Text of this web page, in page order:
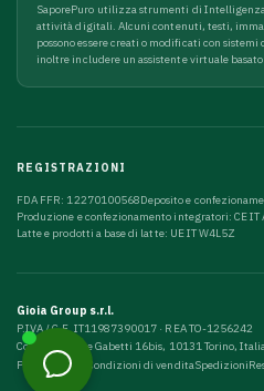
SaporePuro utilizza strumenti di
attività digitali. Alcuni contenuti, testi,
possono essere creati o modificati con
inoltre includere un assistente virtuale basato
REGISTRAZIONI
FDA FFR: 12270100568Deposito e
Produzione e confezionamento integratori: CE IT
Latte e prodotti a base di latte: UE IT W4L5Z
Gioia Group s.r.l.
P.IVA / C.F. IT11987390017 · REA TO-1256242
Corso Giuseppe Gabetti 16bis, 10131 Torino,
Privacy
Cookie Condizioni di venditaSpedizioni